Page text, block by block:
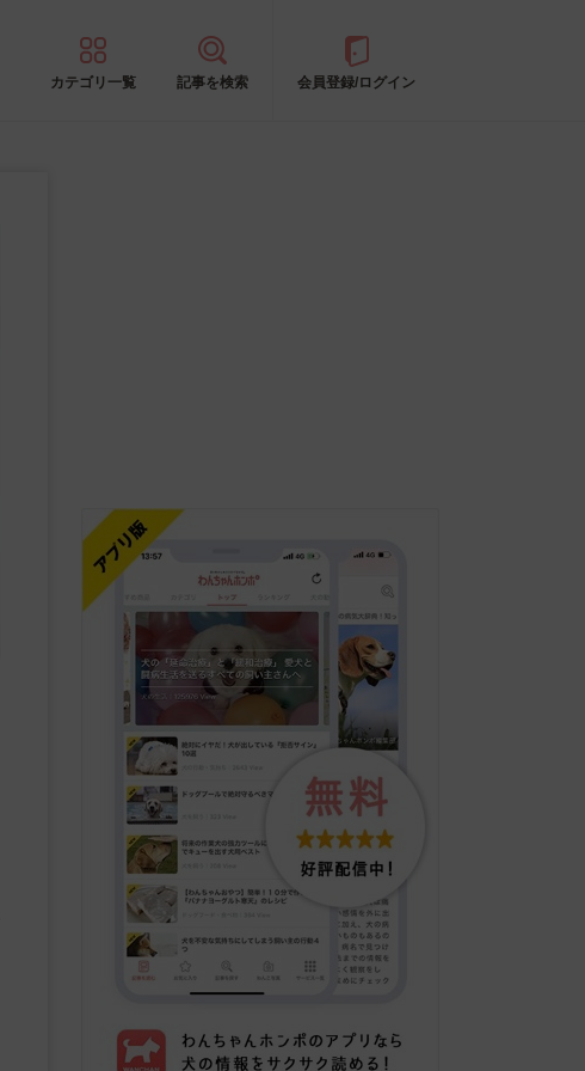
カテゴリ一覧 記事を検索 会員登録/ログイン